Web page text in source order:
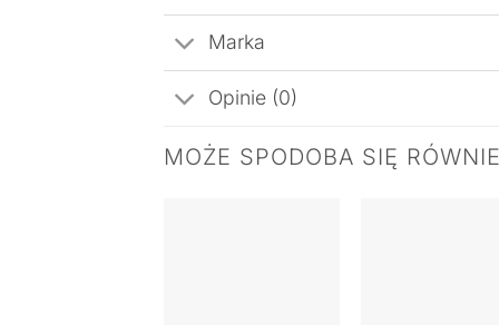
Marka
Opinie (0)
MOŻE SPODOBA SIĘ